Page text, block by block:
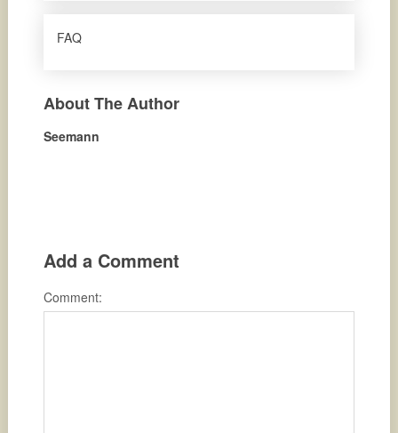
FAQ
About The Author
Seemann
Add a Comment
Comment: